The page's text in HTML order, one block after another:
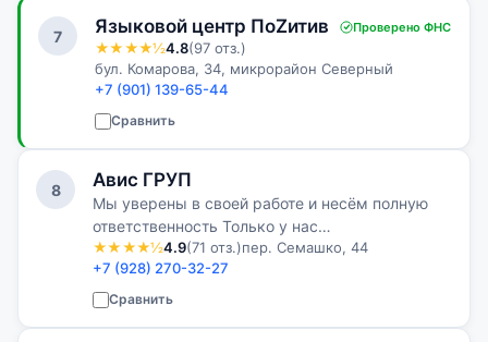
7 Языковой центр ПоZитив Проверено ФНС
★★★★½4.8(97 отз.)
бул. Комарова, 34, микрорайон Северный
+7 (901) 139-65-44
Сравнить
8 Авис ГРУП
Мы уверены в своей работе и несём полную
ответственность Только у нас
многоступенчатая система проверки качества
и пожизненная гарантия на все выполненные
переводы
★★★★½4.9(71 отз.)пер. Семашко, 44
+7 (928) 270-32-27
Сравнить